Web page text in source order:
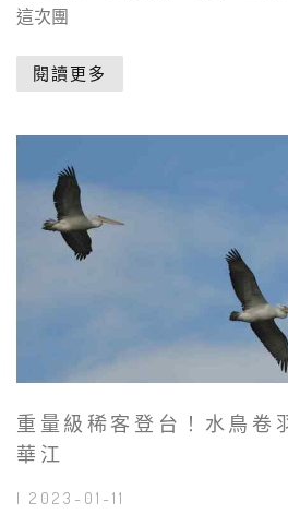
這次團
閱讀更多
重量級稀客登台！水鳥卷
華江
| 2023-01-11